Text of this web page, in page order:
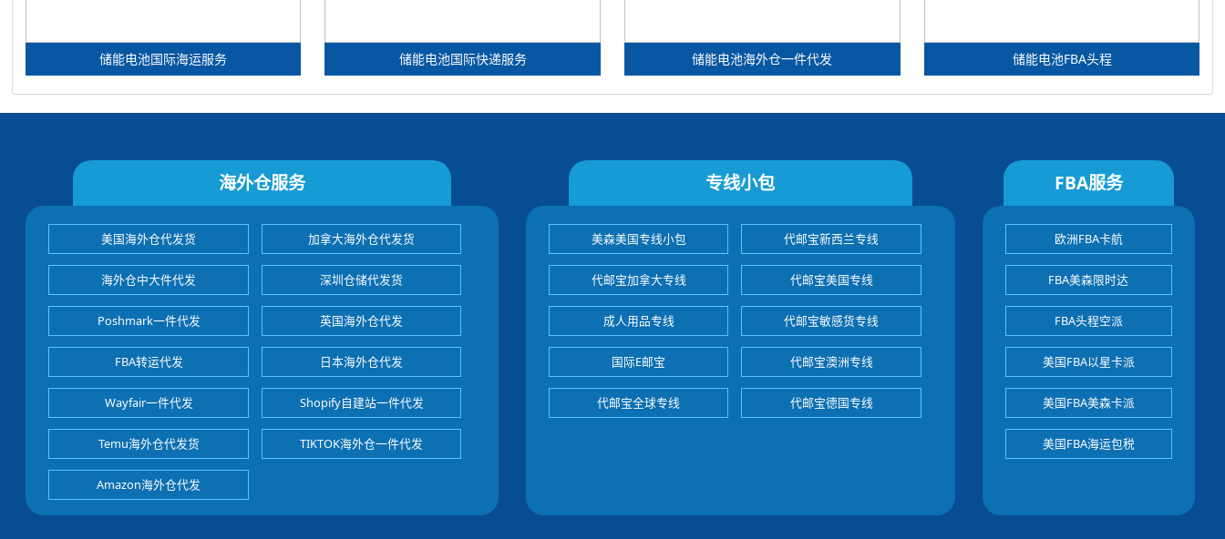
储能电池国际海运服务 储能电池国际快递服务 储能电池海外仓一件代发 储能电池FBA头程
海外仓服务
美国海外仓代发货 加拿大海外仓代发货
海外仓中大件代发 深圳仓储代发货
Poshmark一件代发 英国海外仓代发
FBA转运代发 日本海外仓代发
Wayfair一件代发 Shopify自建站一件代发
Temu海外仓代发货 TIKTOK海外仓一件代发
Amazon海外仓代发
专线小包
美森美国专线小包 代邮宝新西兰专线
代邮宝加拿大专线 代邮宝美国专线
成人用品专线 代邮宝敏感货专线
国际E邮宝 代邮宝澳洲专线
代邮宝全球专线 代邮宝德国专线
FBA服务
欧洲FBA卡航
FBA美森限时达
FBA头程空派
美国FBA以星卡派
美国FBA美森卡派
美国FBA海运包税